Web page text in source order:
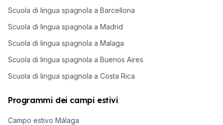
Scuola di lingua spagnola a Barcellona
Scuola di lingua spagnola a Madrid
Scuola di lingua spagnola a Malaga
Scuola di lingua spagnola a Buenos Aires
Scuola di lingua spagnola a Costa Rica
Programmi dei campi estivi
Campo estivo Málaga